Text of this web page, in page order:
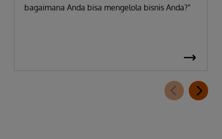
bagaimana Anda bisa mengelola bisnis Anda?"